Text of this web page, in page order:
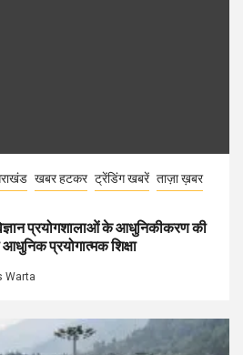
खबर हटकर ट्रेंडिंग खबरें ताज़ा ख़बर
प्रयोगशालाओं के आधुनिकीकरण की
आधुनिक प्रयोगात्मक शिक्षा
Warta